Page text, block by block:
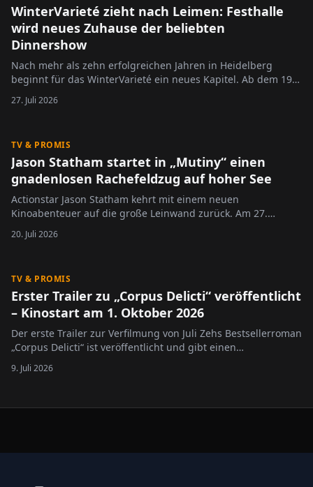
WinterVarieté zieht nach Leimen: Festhalle
wird neues Zuhause der beliebten
Dinnershow
Nach mehr als zehn erfolgreichen Jahren in Heidelberg
beginnt für das WinterVarieté ein neues Kapitel. Ab dem 19.
November 2026 findet die beliebte Dinnershow erstmals in
der Festhalle Leimen statt. Mit dem Umzug in die neue
27. Juli 2026
TV & PROMIS
Jason Statham startet in „Mutiny“ einen
gnadenlosen Rachefeldzug auf hoher See
Actionstar Jason Statham kehrt mit einem neuen
Kinoabenteuer auf die große Leinwand zurück. Am 27.
August 2026 startet der Actionthriller „Mutiny“ in den
deutschen Kinos. Jetzt wurde der offizielle Trailer
20. Juli 2026
TV & PROMIS
Erster Trailer zu „Corpus Delicti“ veröffentlicht
– Kinostart am 1. Oktober 2026
Der erste Trailer zur Verfilmung von Juli Zehs Bestsellerroman
„Corpus Delicti“ ist veröffentlicht und gibt einen
Vorgeschmack auf das dystopische Kinoereignis, das am 1.
Oktober 2026 bundesweit in die Kinos kommt. Die Handlung
9. Juli 2026